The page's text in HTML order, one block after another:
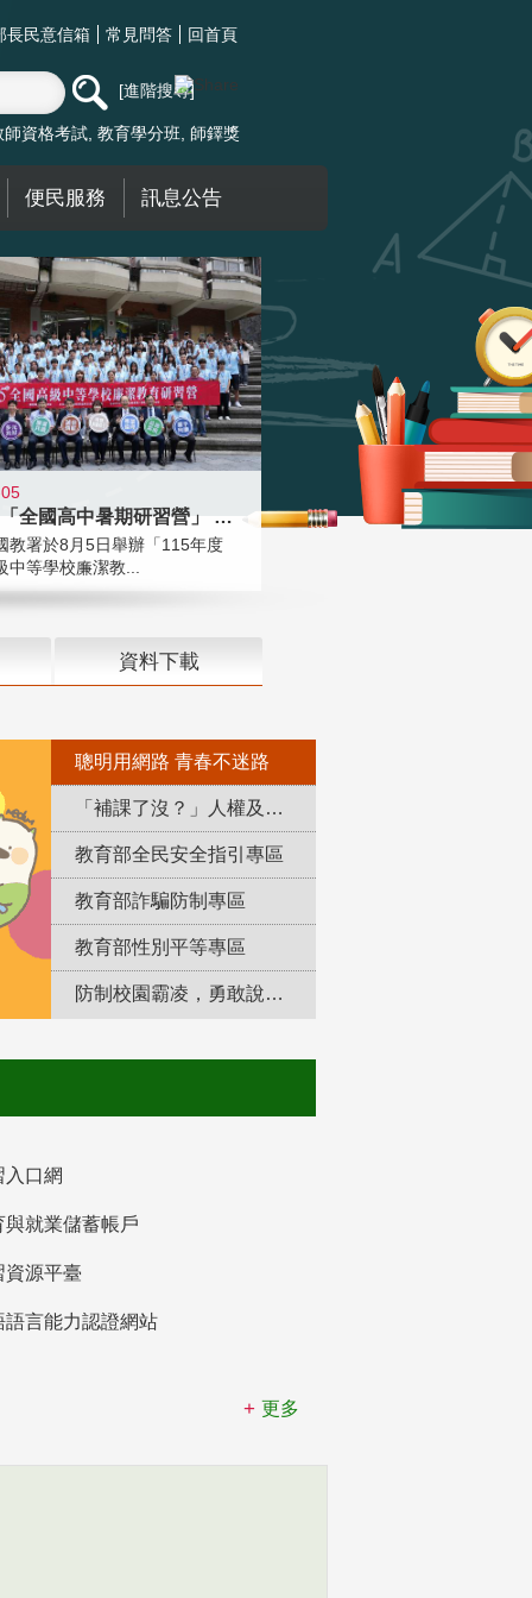
長民意信箱 常見問答 回首頁
進階搜尋
師資格考試 教育學分班 師鐸獎
便民服務 訊息公告
國教署「全國高中暑期研習營」 以多
教署於8月5日舉辦「115年度
中等學校廉潔教...
資料下載
聰明用網路 青春不迷路
「補課了沒？」人權及轉型正義教育專區
教育部全民安全指引專區
教育部詐騙防制專區
教育部性別平等專區
防制校園霸凌，勇敢說出來！
入口網
與就業儲蓄帳戶
資源平臺
語言能力認證網站
更多